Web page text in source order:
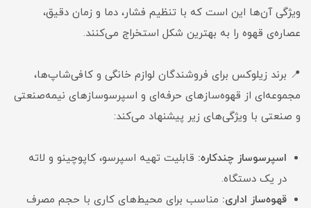
ویژگی آن‌ها این است که با تنظیم فشار، دما و زمان دقیق،
عصاره‌ی قهوه را به بهترین شکل استخراج می‌کنند.
📍 برند زیلوکس برای فروشندگان لوازم خانگی و کافی‌شاپ‌ها،
مجموعه‌ای از قهوه‌سازهای حرفه‌ای و اسپرسوسازهای نیمه‌صنعتی
و صنعتی با ویژگی‌های زیر پیشنهاد می‌کند:
اسپرسوساز چندکاره: قابلیت تهیه اسپرسو، کاپوچینو و لاته
در یک دستگاه.
قهوه‌ساز اداری: مناسب برای محیط‌های کاری با حجم مصرف